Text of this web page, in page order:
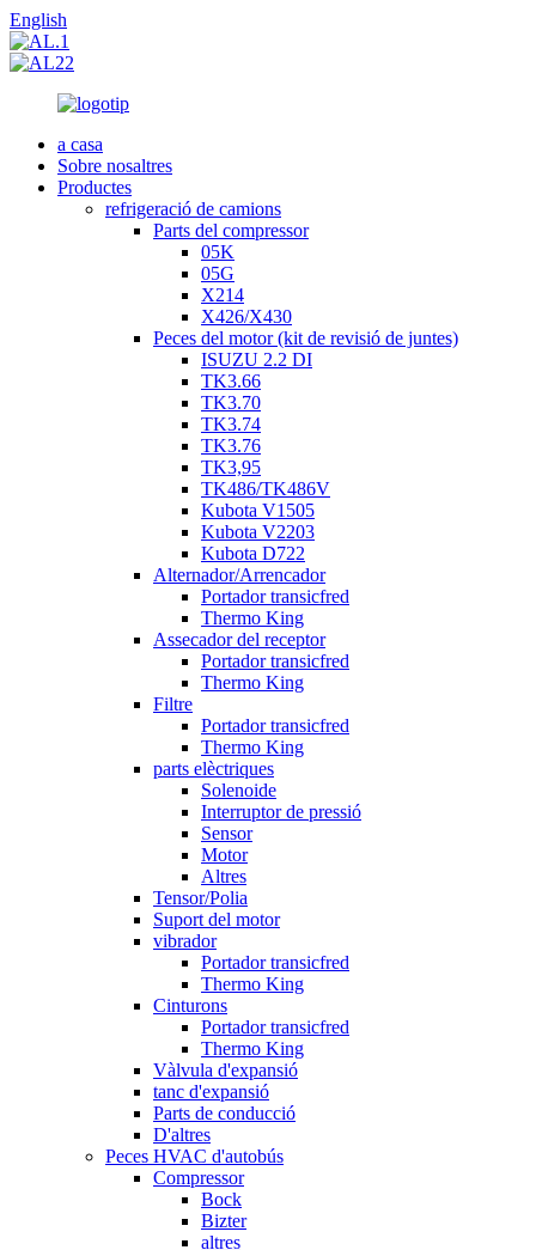
English
a casa
Sobre nosaltres
Productes
refrigeració de camions
Parts del compressor
05K
05G
X214
X426/X430
Peces del motor (kit de revisió de juntes)
ISUZU 2.2 DI
TK3.66
TK3.70
TK3.74
TK3.76
TK3,95
TK486/TK486V
Kubota V1505
Kubota V2203
Kubota D722
Alternador/Arrencador
Portador transicfred
Thermo King
Assecador del receptor
Portador transicfred
Thermo King
Filtre
Portador transicfred
Thermo King
parts elèctriques
Solenoide
Interruptor de pressió
Sensor
Motor
Altres
Tensor/Polia
Suport del motor
vibrador
Portador transicfred
Thermo King
Cinturons
Portador transicfred
Thermo King
Vàlvula d'expansió
tanc d'expansió
Parts de conducció
D'altres
Peces HVAC d'autobús
Compressor
Bock
Bizter
altres